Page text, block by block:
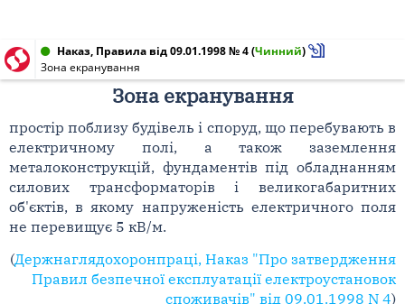
Наказ, Правила від 09.01.1998 № 4(Чинний)
Зона екранування